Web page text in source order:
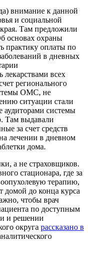
внимание к данной
и социальной
Там предложили
основах охраны
практику оплаты по
в дневных
лекарствами всех
регионального
ОМС, не
ситуации стали
системы
Там выдавали
за счет средств
лечении в дневном
дома.
а не страховщиков.
стационара, где за
терапию,
домой до конца курса
чтобы врач
по доступным
и решении
округа рассказано в